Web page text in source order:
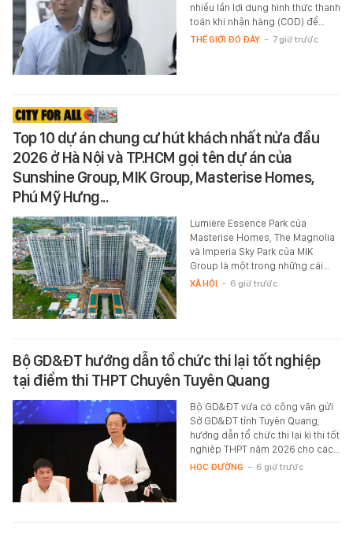
nhiều lần lợi dụng hình thức thanh
toán khi nhận hàng (COD) để…
THẾ GIỚI ĐÓ ĐÂY - 7 giờ trước
Top 10 dự án chung cư hút khách nhất nửa đầu
2026 ở Hà Nội và TP.HCM gọi tên dự án của
Sunshine Group, MIK Group, Masterise Homes,
Phú Mỹ Hưng...
Lumière Essence Park của
Masterise Homes, The Magnolia
và Imperia Sky Park của MIK
Group là một trong những cái…
XÃ HỘI - 6 giờ trước
Bộ GD&ĐT hướng dẫn tổ chức thi lại tốt nghiệp
tại điểm thi THPT Chuyên Tuyên Quang
Bộ GD&ĐT vừa có công văn gửi
Sở GD&ĐT tỉnh Tuyên Quang,
hướng dẫn tổ chức thi lại kì thi tốt
nghiệp THPT năm 2026 cho các…
HỌC ĐƯỜNG - 6 giờ trước